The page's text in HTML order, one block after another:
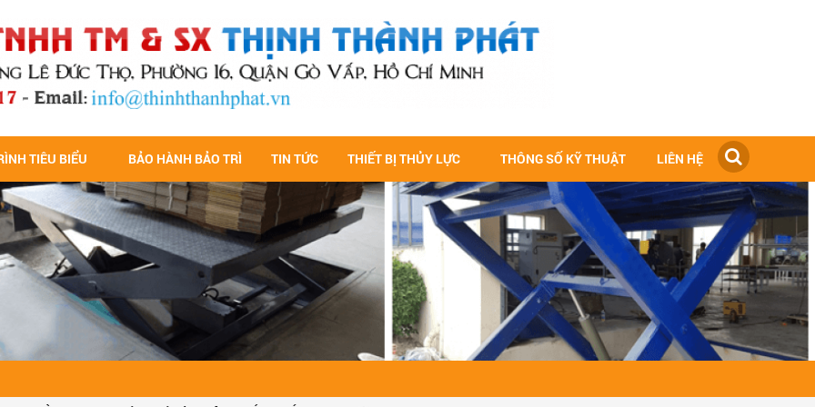
TIÊU BIỂU BẢO HÀNH BẢO TRÌ TIN TỨC THIẾT BỊ THỦY LỰC THÔNG SỐ KỸ THUẬT LIÊN HỆ